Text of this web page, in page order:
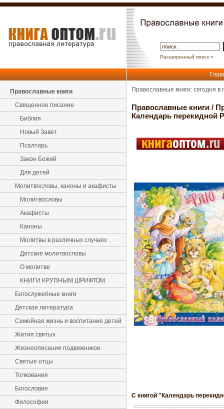
Расширенный поиск »
Православные книги
Священное писание
Библия
Новый Завет
Псалтирь
Закон Божий
Для детей
Молитвословы, каноны и акафисты
Молитвословы
Акафисты
Каноны
Молитвы в различных случаях
Детские молитвословы
О молитве
КНИГИ КРУПНЫМ ШРИФТОМ
Богослужебные книги
Детская литература
Семейная жизнь и воспитание детей
Жития святых
Жизнеописания подвижников
Святые отцы
Толкования
Богословие
Философия
Православные книги: сегодня
Православные книги /
Календарь перекидной
С книгой "Календарь